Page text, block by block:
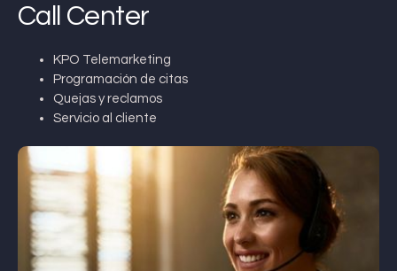
Call Center
KPO Telemarketing
Programación de citas
Quejas y reclamos
Servicio al cliente